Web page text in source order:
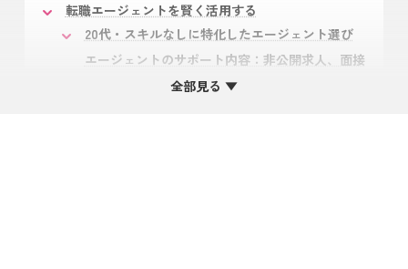
転職エージェントを賢く活用する
20代・スキルなしに特化したエージェント選び
エージェントのサポート内容：非公開求人、面接
全部見る ▼